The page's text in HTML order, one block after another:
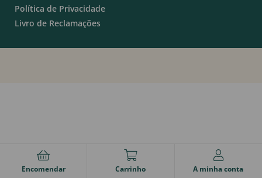
Política de Privacidade
Livro de Reclamações
Encomendar Carrinho A minha conta